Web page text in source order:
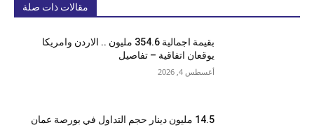
مقالات ذات صلة
بقيمة اجمالية 354.6 مليون .. الاردن وامريكا
يوقعان اتفاقية – تفاصيل
أغسطس 4, 2026
14.5 مليون دينار حجم التداول في بورصة عمان